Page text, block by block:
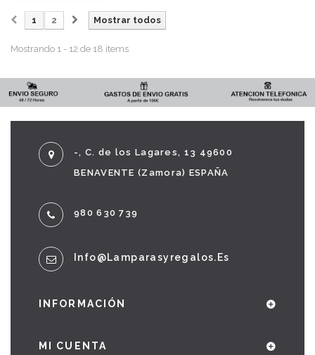
Mostrar todos
1 2
Mostrando 1 - 12 de 18 items
-, C. de los Lagares, 13 49600
BENAVENTE (Zamora) ESPAÑA
980 630 739
Info@lamparasyregalos.es
INFORMACIÓN
MI CUENTA